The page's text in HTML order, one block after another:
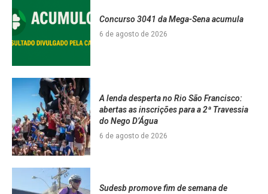
Concurso 3041 da Mega-Sena acumula
6 de agosto de 2026
A lenda desperta no Rio São Francisco:
abertas as inscrições para a 2ª Travessia
do Nego D’Água
6 de agosto de 2026
Sudesb promove fim de semana de